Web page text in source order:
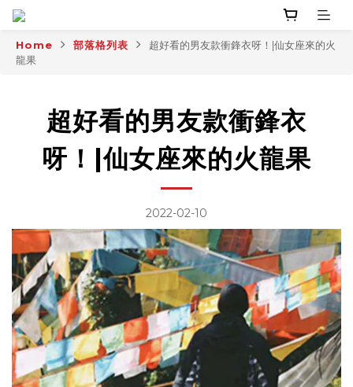
Home 部落格列表
超好看的男友款衝鋒衣呀！|仙女座來的火
龍果
超好看的男友款衝鋒衣
呀！|仙女座來的火龍果
2022-02-10